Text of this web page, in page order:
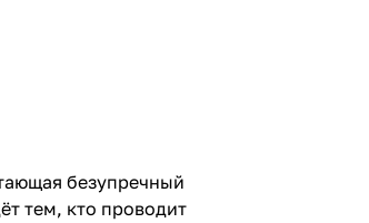
безупречный
тем, кто проводит